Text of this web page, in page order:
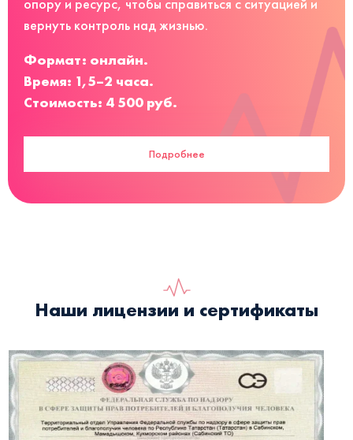
опору и ресурс, чтобы справиться с ситуацией и
вернуть контроль над жизнью.
Формат: онлайн.
Время: 1,5–2 часа.
Стоимость: 4 500 руб.
Подробнее
Наши лицензии и сертификаты